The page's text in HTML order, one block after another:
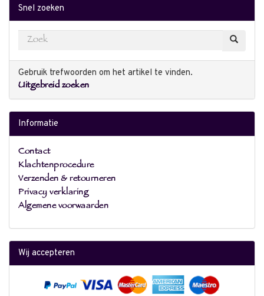
Snel zoeken
Gebruik trefwoorden om het artikel te vinden.
Uitgebreid zoeken
Informatie
Contact
Klachtenprocedure
Verzenden & retourneren
Privacy verklaring
Algemene voorwaarden
Wij accepteren